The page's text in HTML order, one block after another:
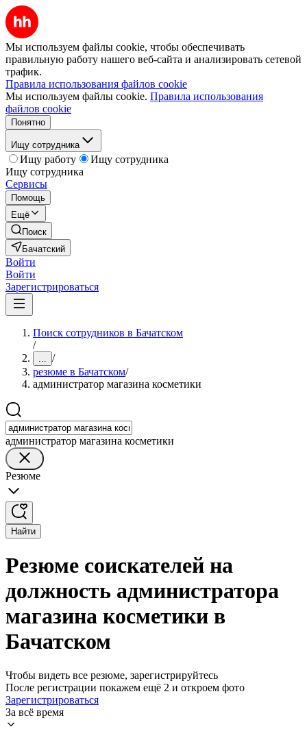
Мы используем файлы cookie, чтобы обеспечивать
правильную работу нашего веб-сайта и анализировать сетевой
трафик.
Правила использования файлов cookie
Мы используем файлы cookie. Правила использования
файлов cookie
Понятно
Ищу сотрудника
Ищу работу
Ищу сотрудника
Ищу сотрудника
Сервисы
Помощь
Ещё
Поиск
Бачатский
Войти
Войти
Зарегистрироваться
Поиск сотрудников в Бачатском
/
... /
резюме в Бачатском/
администратор магазина косметики
администратор магазина косметики
Резюме
Найти
Резюме соискателей на
должность администратора
магазина косметики в
Бачатском
Чтобы видеть все резюме, зарегистрируйтесь
После регистрации покажем ещё 2 и откроем фото
Зарегистрироваться
За всё время